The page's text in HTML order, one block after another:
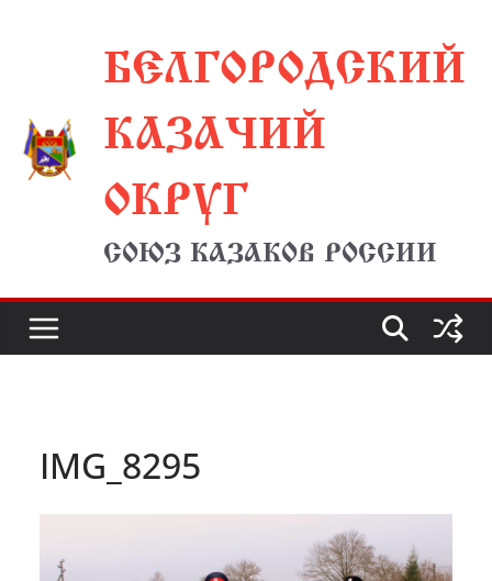
содержимомуБЕЛГОРОДСКИЙ
КАЗАЧИЙ
ОКРУГ
СОЮЗ КАЗАКОВ РОССИИ
IMG_8295